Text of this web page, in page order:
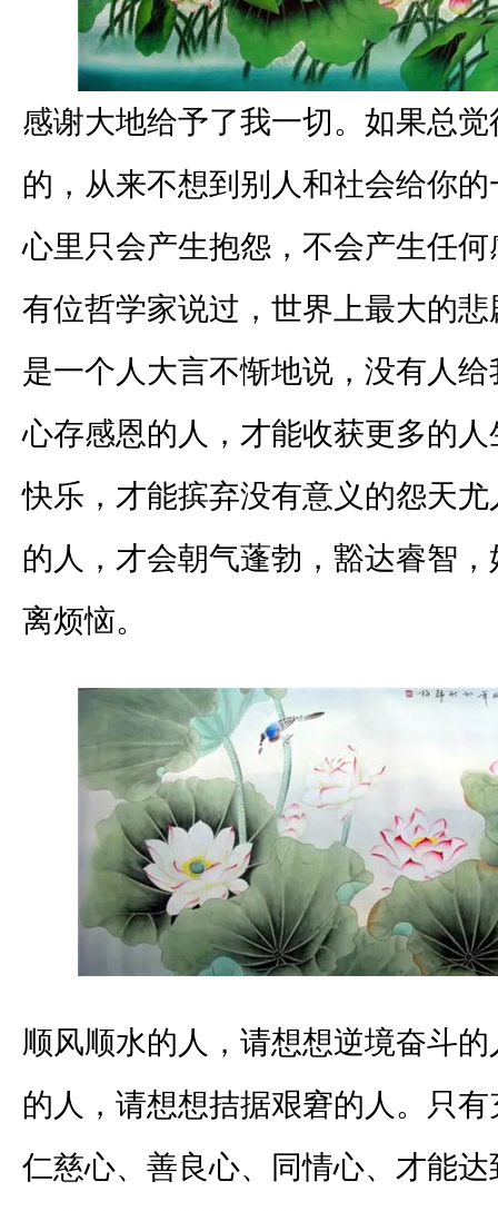
感谢大地给予了我一切。如果总
的，从来不想到别人和社会给你
心里只会产生抱怨，不会产生任何
有位哲学家说过，世界上最大的
是一个人大言不惭地说，没有人
心存感恩的人，才能收获更多的
快乐，才能摈弃没有意义的怨天
的人，才会朝气蓬勃，豁达睿智
离烦恼。
顺风顺水的人，请想想逆境奋斗
的人，请想想拮据艰窘的人。只
仁慈心、善良心、同情心、才能达